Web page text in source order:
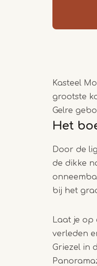
Kasteel
grootste
Gelre
Het
Door de
de dikke
bij het
Laat je
verleden
Griezel in